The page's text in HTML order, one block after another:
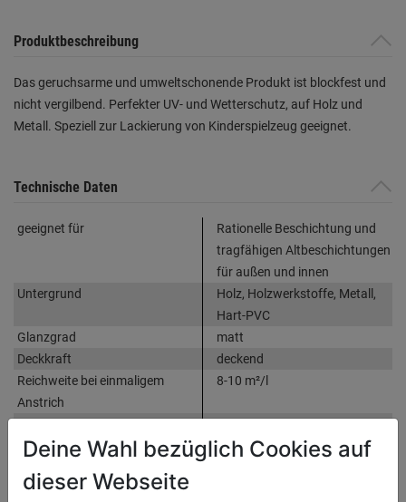
Produktbeschreibung
Das geruchsarme und umweltschonende Produkt ist blockfest und
nicht vergilbend. Perfekter UV- und Wetterschutz, auf Holz und
Metall. Speziell zur Lackierung von Kinderspielzeug geeignet.
Technische Daten
geeignet für
Rationelle Beschichtung und
tragfähigen Altbeschichtungen
für außen und innen
Untergrund
Holz, Holzwerkstoffe, Metall,
Hart-PVC
Glanzgrad
matt
Deckkraft
deckend
Reichweite bei einmaligem
Anstrich
8-10 m²/l
Grundierung empfohlen
für die meisten
Anwendungsfälle ist keine
Sonstige Produktmerkmale
Deine Wahl bezüglich Cookies auf
dieser Webseite